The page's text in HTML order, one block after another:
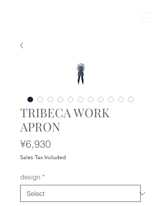
TRIBECA WORK
APRON
¥6,930Price
Sales Tax Included
design *